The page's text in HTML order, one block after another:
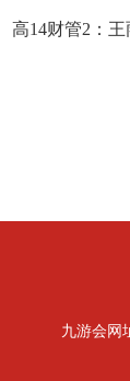
高14财管2：王
九游会网